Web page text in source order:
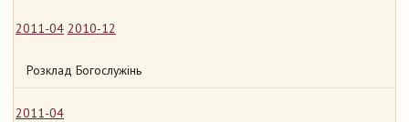
2011-04 2010-12
Розклад Богослужінь
2011-04